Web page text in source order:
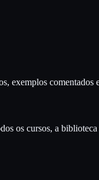
exemplos comentados
os cursos, a